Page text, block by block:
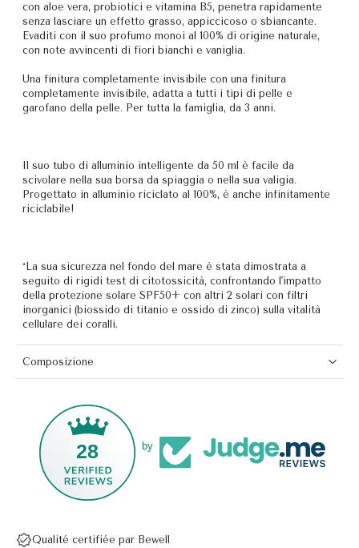
con aloe vera, probiotici e vitamina B5, penetra rapidamente
senza lasciare un effetto grasso, appiccicoso o sbiancante.
Evaditi con il suo profumo monoi al 100% di origine naturale,
con note avvincenti di fiori bianchi e vaniglia.
Una finitura completamente invisibile con una finitura
completamente invisibile, adatta a tutti i tipi di pelle e
garofano della pelle. Per tutta la famiglia, da 3 anni.
Il suo tubo di alluminio intelligente da 50 ml è facile da
scivolare nella sua borsa da spiaggia o nella sua valigia.
Progettato in alluminio riciclato al 100%, è anche infinitamente
riciclabile!
*La sua sicurezza nel fondo del mare è stata dimostrata a
seguito di rigidi test di citotossicità, confrontando l'impatto
della protezione solare SPF50+ con altri 2 solari con filtri
inorganici (biossido di titanio e ossido di zinco) sulla vitalità
cellulare dei coralli.
Composizione
28 by
Qualité certifiée par Bewell